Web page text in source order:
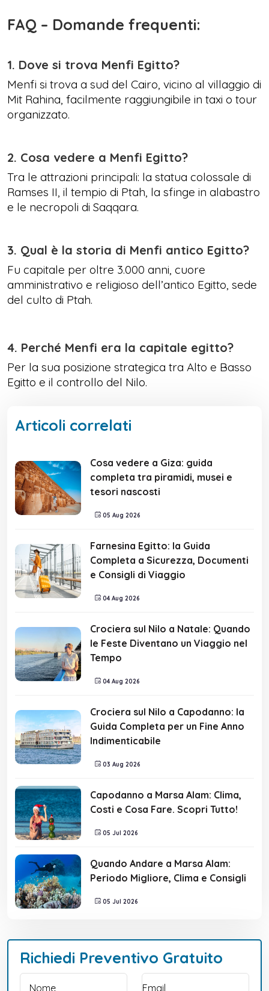
FAQ – Domande frequenti:
1. Dove si trova Menfi Egitto?
Menfi si trova a sud del Cairo, vicino al villaggio di
Mit Rahina, facilmente raggiungibile in taxi o tour
organizzato.
2. Cosa vedere a Menfi Egitto?
Tra le attrazioni principali: la statua colossale di
Ramses II, il tempio di Ptah, la sfinge in alabastro
e le necropoli di Saqqara.
3. Qual è la storia di Menfi antico Egitto?
Fu capitale per oltre 3.000 anni, cuore
amministrativo e religioso dell’antico Egitto, sede
del culto di Ptah.
4. Perché Menfi era la capitale egitto?
Per la sua posizione strategica tra Alto e Basso
Egitto e il controllo del Nilo.
Articoli correlati
Cosa vedere a Giza: guida
completa tra piramidi, musei e
tesori nascosti
05 Aug 2026
Farnesina Egitto: la Guida
Completa a Sicurezza, Documenti
e Consigli di Viaggio
04 Aug 2026
Crociera sul Nilo a Natale: Quando
le Feste Diventano un Viaggio nel
Tempo
04 Aug 2026
Crociera sul Nilo a Capodanno: la
Guida Completa per un Fine Anno
Indimenticabile
03 Aug 2026
Capodanno a Marsa Alam: Clima,
Costi e Cosa Fare. Scopri Tutto!
05 Jul 2026
Quando Andare a Marsa Alam:
Periodo Migliore, Clima e Consigli
05 Jul 2026
Richiedi Preventivo Gratuito